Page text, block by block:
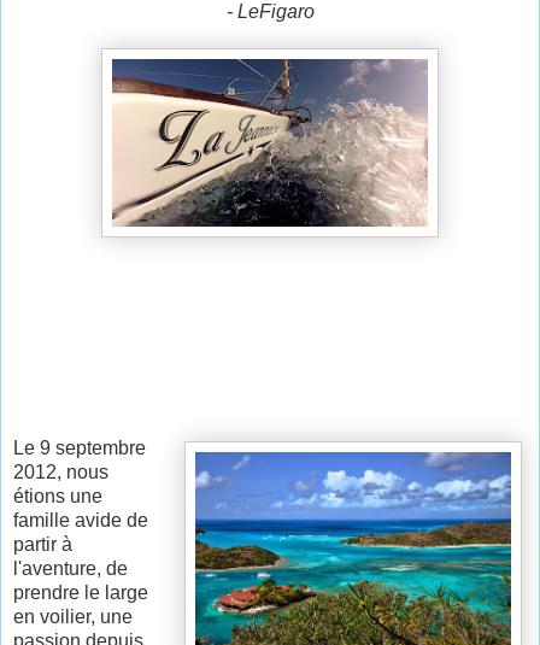
- LeFigaro
Le 9 septembre
2012, nous
étions une
famille avide de
partir à
l'aventure, de
prendre le large
en voilier, une